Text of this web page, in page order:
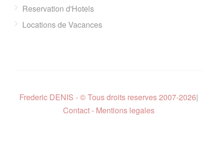
Reservation d'Hotels
Locations de Vacances
Frederic DENIS - © Tous droits reserves 2007-2026|
Contact - Mentions legales